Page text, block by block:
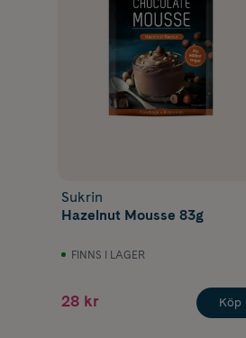
Sukrin
Hazelnut Mousse 83g
FINNS I LAGER
28 kr Köp